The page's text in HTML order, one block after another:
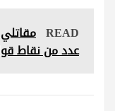
READ
عدد من نقاط